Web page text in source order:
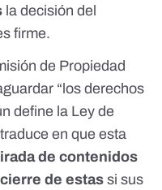
la decisión del
firme.
de Propiedad
“los derechos
define la Ley de
en que esta
de contenidos
de estas si sus